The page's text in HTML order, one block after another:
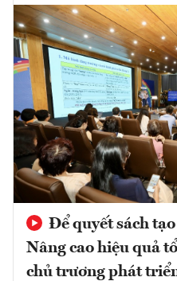
Để quyết sách
Nâng cao hiệu quả
chủ trương phát